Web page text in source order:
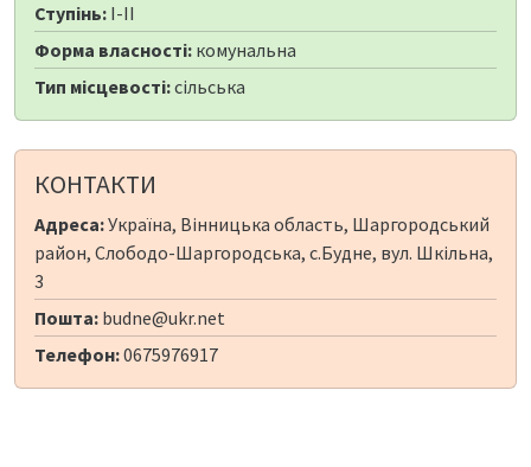
Ступінь: I-II
Форма власності: комунальна
Тип місцевості:сільська
КОНТАКТИ
Адреса:Україна, Вінницька область, Шаргородський
район, Слободо-Шаргородська, с.Будне, вул. Шкільна,
3
Пошта: budne@ukr.net
Телефон:0675976917